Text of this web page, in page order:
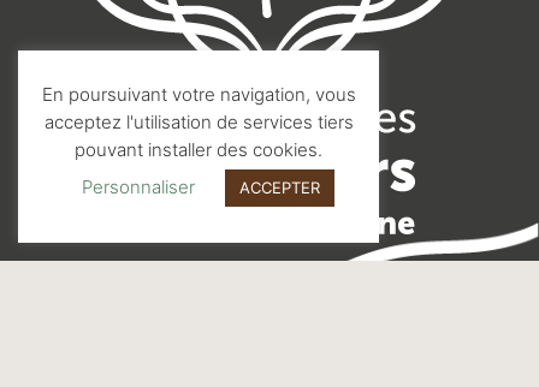
En poursuivant votre navigation, vous
acceptez l'utilisation de services tiers
pouvant installer des cookies.
Personnaliser
ACCEPTER